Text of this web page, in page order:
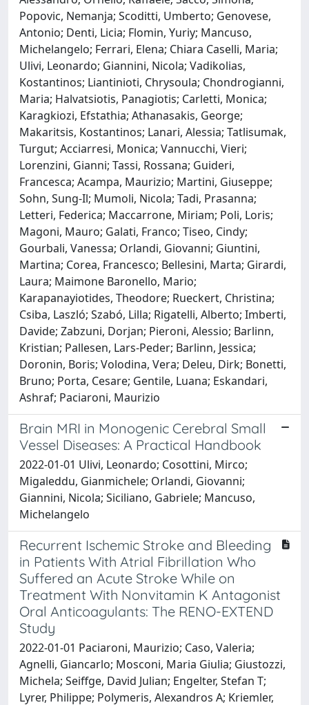
Popovic, Nemanja; Scoditti, Umberto; Genovese,
Antonio; Denti, Licia; Flomin, Yuriy; Mancuso,
Michelangelo; Ferrari, Elena; Chiara Caselli, Maria;
Ulivi, Leonardo; Giannini, Nicola; Vadikolias,
Kostantinos; Liantinioti, Chrysoula; Chondrogianni,
Maria; Halvatsiotis, Panagiotis; Carletti, Monica;
Karagkiozi, Efstathia; Athanasakis, George;
Makaritsis, Kostantinos; Lanari, Alessia; Tatlisumak,
Turgut; Acciarresi, Monica; Vannucchi, Vieri;
Lorenzini, Gianni; Tassi, Rossana; Guideri,
Francesca; Acampa, Maurizio; Martini, Giuseppe;
Sohn, Sung-Il; Mumoli, Nicola; Tadi, Prasanna;
Letteri, Federica; Maccarrone, Miriam; Poli, Loris;
Magoni, Mauro; Galati, Franco; Tiseo, Cindy;
Gourbali, Vanessa; Orlandi, Giovanni; Giuntini,
Martina; Corea, Francesco; Bellesini, Marta; Girardi,
Laura; Maimone Baronello, Mario;
Karapanayiotides, Theodore; Rueckert, Christina;
Csiba, Laszló; Szabó, Lilla; Rigatelli, Alberto; Imberti,
Davide; Zabzuni, Dorjan; Pieroni, Alessio; Barlinn,
Kristian; Pallesen, Lars-Peder; Barlinn, Jessica;
Doronin, Boris; Volodina, Vera; Deleu, Dirk; Bonetti,
Bruno; Porta, Cesare; Gentile, Luana; Eskandari,
Ashraf; Paciaroni, Maurizio
Brain MRI in Monogenic Cerebral Small
Vessel Diseases: A Practical Handbook
2022-01-01 Ulivi, Leonardo; Cosottini, Mirco;
Migaleddu, Gianmichele; Orlandi, Giovanni;
Giannini, Nicola; Siciliano, Gabriele; Mancuso,
Michelangelo
Recurrent Ischemic Stroke and Bleeding
in Patients With Atrial Fibrillation Who
Suffered an Acute Stroke While on
Treatment With Nonvitamin K Antagonist
Oral Anticoagulants: The RENO-EXTEND
Study
2022-01-01 Paciaroni, Maurizio; Caso, Valeria;
Agnelli, Giancarlo; Mosconi, Maria Giulia; Giustozzi,
Michela; Seiffge, David Julian; Engelter, Stefan T;
Lyrer, Philippe; Polymeris, Alexandros A; Kriemler,